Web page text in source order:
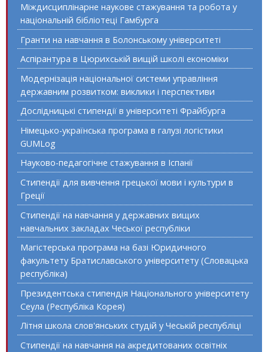
Міждисциплінарне наукове стажування та робота у
національній бібліотеці Гамбурга
Гранти на навчання в Болонському університеті
Аспірантура в Цюрихській вищій школі економіки
Модернізація національної системи управління
державним розвитком: виклики і перспективи
Дослідницькі стипендії в університеті Фрайбурга
Німецько-українська програма в галузі логістики
GUMLog
Науково-педагогічне стажування в Іспанії
Стипендії для вивчення грецької мови і культури в
Греції
Стипендії на навчання у державних вищих
навчальних закладах Чеської республіки
Магістерська програма на базі Юридичного
факультету Братиславського університету (Словацька
республіка)
Президентська стипендія Національного університету
Сеула (Республіка Корея)
Літня школа слов'янських студій у Чеській республіці
Стипендії на навчання на акредитованих освітніх